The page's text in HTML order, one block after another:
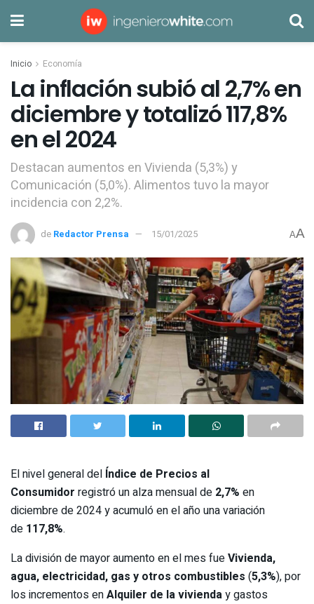
Inicio Economía
La inflación subió al 2,7% en
diciembre y totalizó 117,8%
en el 2024
Destacan aumentos en Vivienda (5,3%) y
Comunicación (5,0%). Alimentos tuvo la mayor
incidencia con 2,2%.
de Redactor Prensa 15/01/2025 AA
El nivel general del Índice de Precios al
Consumidor registró un alza mensual de 2,7% en
diciembre de 2024 y acumuló en el año una variación
de 117,8%.
La división de mayor aumento en el mes fueVivienda,
agua, electricidad, gas y otros combustibles (5,3%), por
los incrementos enAlquiler de la vivienday gastos